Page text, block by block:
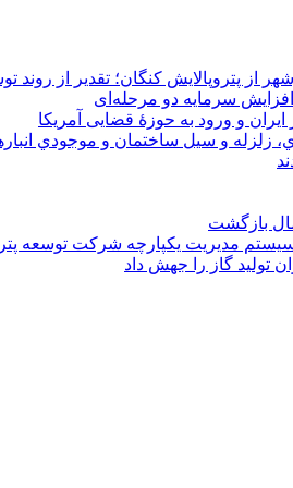
از پتروپالایش کنگان؛ تقدیر از روند
سرمایه دو مرحله‌ای
و ورود به حوزۀ قضایی آمریکا
و سیل ساختمان و موجودي
مدیریت یکپارچه شرکت توسعه
تولید گاز را جهش داد